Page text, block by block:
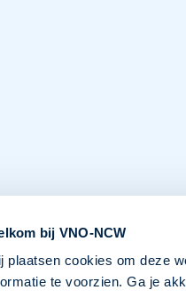
bij VNO-NCW
plaatsen cookies om deze
te voorzien. Ga je